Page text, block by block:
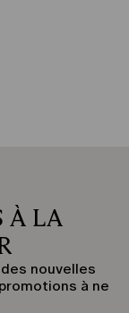
À LA
nouvelles
à ne